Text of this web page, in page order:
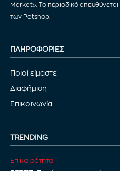
Market». Το περιοδικό
των Petshop.
ΠΛΗΡΟΦΟΡΙΕΣ
Ποιοί είμαστε
Διαφήμιση
Επικοινωνία
TRENDING
Επικαιρότητα